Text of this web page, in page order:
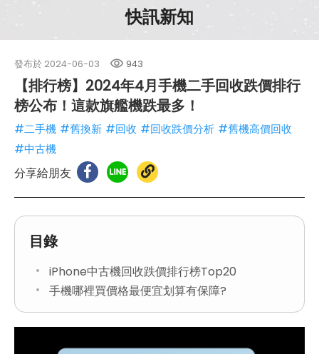
快訊新知
發布於 2024-06-03 943
【排行榜】2024年4月手機二手回收跌價排行
榜公布！這款旗艦機跌最多！
#二手機 #舊換新 #回收 #回收跌價分析 #舊機高價回收
#中古機
分享給朋友
目錄
iPhone中古機回收跌價排行榜Top20
手機哪裡買價格最便宜划算有保障?